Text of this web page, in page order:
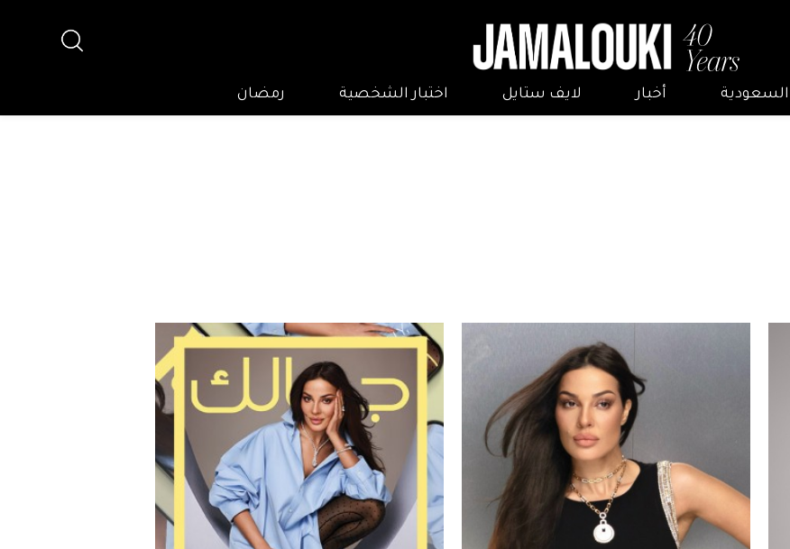
السعودية أخبار لايف ستايل اختبار الشخصية رمضان